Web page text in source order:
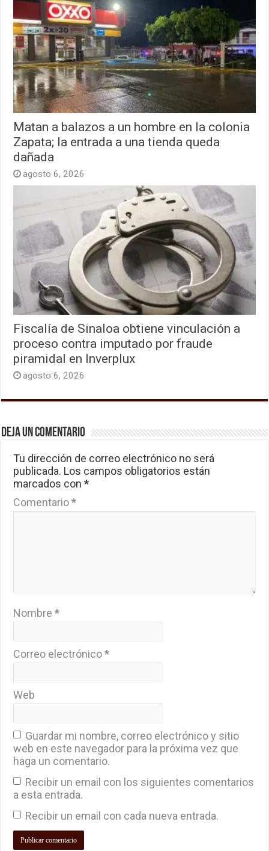
Matan a balazos a un hombre en la colonia
Zapata; la entrada a una tienda queda
dañada
agosto 6, 2026
Fiscalía de Sinaloa obtiene vinculación a
proceso contra imputado por fraude
piramidal en Inverplux
agosto 6, 2026
Deja un comentario
Tu dirección de correo electrónico no será
publicada. Los campos obligatorios están
marcados con*
Comentario*
Nombre*
Correo electrónico*
Web
Guardar mi nombre, correo electrónico y sitio
web en este navegador para la próxima vez que
haga un comentario.
Recibir un email con los siguientes comentarios
a esta entrada.
Recibir un email con cada nueva entrada.